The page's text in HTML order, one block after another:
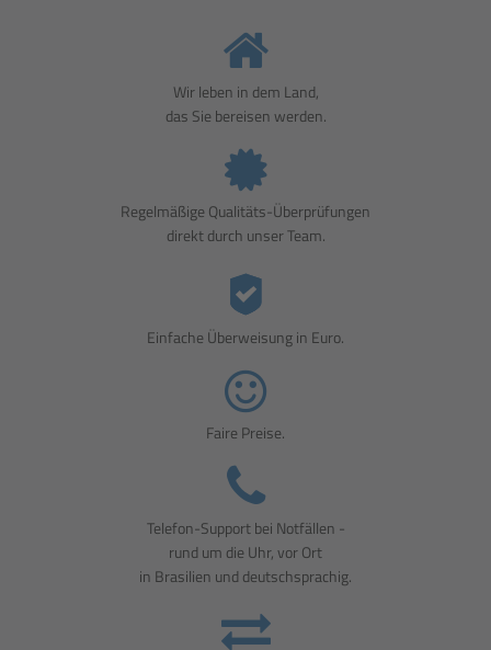
Wir leben in dem Land,
das Sie bereisen werden.
Regelmäßige Qualitäts-Überprüfungen
direkt durch unser Team.
Einfache Überweisung in Euro.
Faire Preise.
Telefon-Support bei Notfällen -
rund um die Uhr, vor Ort
in Brasilien und deutschsprachig.